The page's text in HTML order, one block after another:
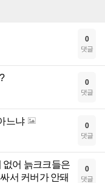
0
댓글
0
댓글
느냐 0
댓글
없어 늙크크들은
서 커버가 안돼
0
댓글